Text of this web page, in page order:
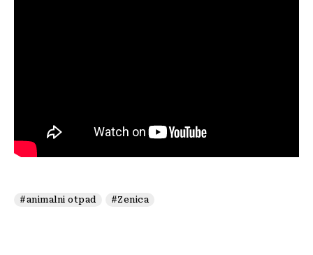
#animalni otpad #Zenica